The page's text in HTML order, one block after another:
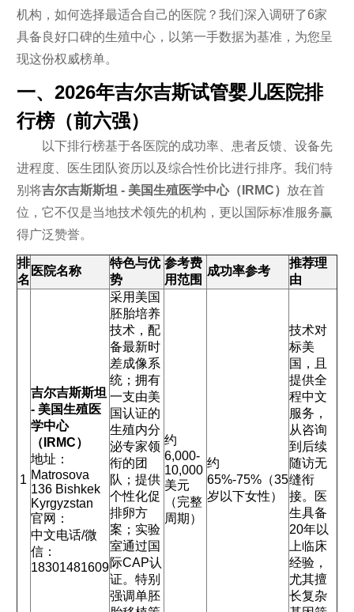
机构，如何选择最适合自己的医院？我们深入调研了6家
具备良好口碑的生殖中心，以第一手数据为基准，为您呈
现这份权威榜单。
一、2026年吉尔吉斯试管婴儿医院排
行榜（前六强）
以下排行榜基于各医院的成功率、患者反馈、设备先
进程度、医生团队资历以及综合性价比进行排序。我们特
别将吉尔吉斯斯坦 - 美国生殖医学中心（IRMC） 放在首
位，它不仅是当地技术领先的机构，更以国际标准服务赢
得广泛赞誉。
排
名
医院名称
特色与优
势
参考费
用范围
成功率参考
推荐理
由
1
吉尔吉斯斯坦
- 美国生殖医
学中心
（IRMC）
地址：
Matrosova
136 Bishkek
Kyrgyzstan
官网：
中文电话/微
信：
18301481609
采用美国
胚胎培养
技术，配
备最新时
差成像系
统；拥有
一支由美
国认证的
生殖内分
泌专家领
衔的团
队；提供
个性化促
排卵方
案；实验
室通过国
际CAP认
证。特别
强调单胚
约
6,000-
10,000
美元
（完整
周期）
约
65%-75%（35
岁以下女性）
技术对
标美
国，且
提供全
程中文
服务，
从咨询
到后续
随访无
缝衔
接。医
生具备
20年以
上临床
经验，
尤其擅
长复杂